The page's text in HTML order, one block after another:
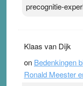
precognitie-
Klaas van Dijk
on Bedenkingen
Ronald Meester